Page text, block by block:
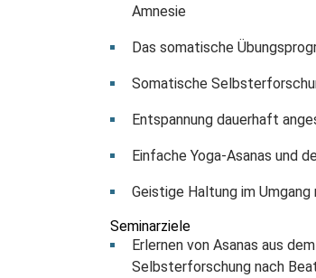
Amnesie
Das somatische
Somatische
Entspannung dauerhaft
Einfache Yoga-Asanas und
Geistige Haltung im
Seminarziele
Erlernen von Asanas aus
Selbsterforschung nach